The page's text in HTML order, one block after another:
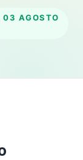
03 AGOSTO